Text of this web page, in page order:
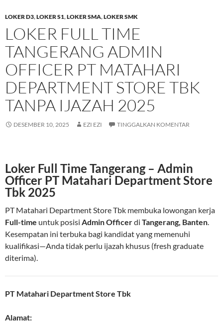
LOKER D3,LOKER S1,LOKER SMA,LOKER SMK
LOKER FULL TIME
TANGERANG ADMIN
OFFICER PT MATAHARI
DEPARTMENT STORE TBK
TANPA IJAZAH 2025
DESEMBER 10, 2025 EZI EZI TINGGALKAN KOMENTAR
Loker Full Time Tangerang – Admin
Officer PT Matahari Department Store
Tbk 2025
PT Matahari Department Store Tbk membuka lowongan kerja
Full-time untuk posisi Admin Officerdi Tangerang, Banten.
Kesempatan ini terbuka bagi kandidat yang memenuhi
kualifikasi—Anda tidak perlu ijazah khusus (fresh graduate
diterima).
PT Matahari Department Store Tbk
Alamat: